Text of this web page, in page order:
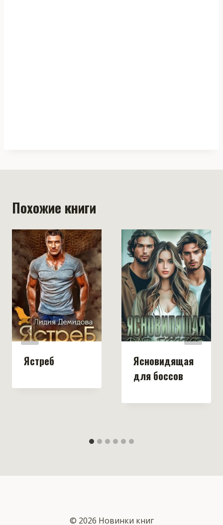
Похожие книги
Ястреб
Ясновидящая
для боссов
© 2026 Новинки книг